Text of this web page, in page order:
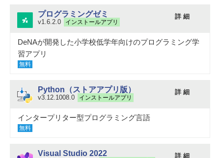
プログラミングゼミ
v1.6.2.0 インストールアプリ
詳 細
DeNAが開発した小学校低学年向けのプログラミング学
習アプリ
無料
Python（ストアアプリ版）
v3.12.1008.0 インストールアプリ
詳 細
インタープリター型プログラミング言語
無料
Visual Studio 2022 詳 細